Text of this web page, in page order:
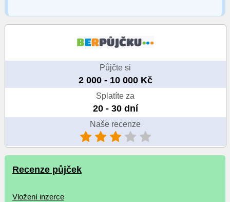
Půjčte si
2 000 - 10 000 Kč
Splatíte za
20 - 30 dní
Naše recenze
Recenze půjček
Vložení inzerce